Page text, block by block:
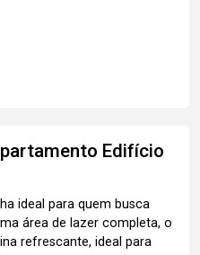
Edifício
ideal para quem busca
área de lazer completa, o
refrescante, ideal para